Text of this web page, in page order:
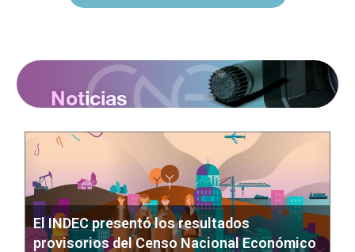
Noticias
El INDEC presentó los resultados
provisorios del Censo Nacional Económico